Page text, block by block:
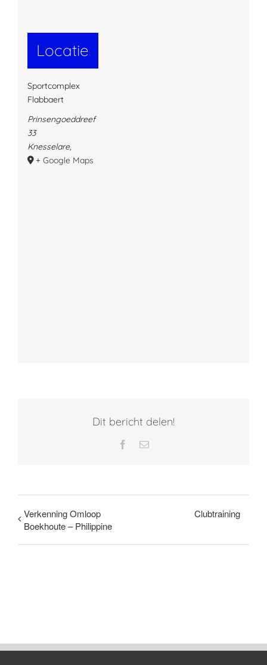
Locatie
Sportcomplex
Flabbaert
Prinsengoeddreef
33
Knesselare,
+ Google Maps
Dit bericht delen!
Facebook
E-
Verkenning Omloop
Boekhoute – Philippine
Clubtraining